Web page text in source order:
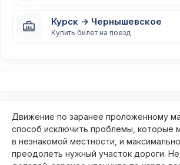
Курск → Чернышевское
Купить билет на поезд
Движение по заранее проложенному
способ исключить проблемы, которые
в незнакомой местности, и
преодолеть нужный участок дороги. Не